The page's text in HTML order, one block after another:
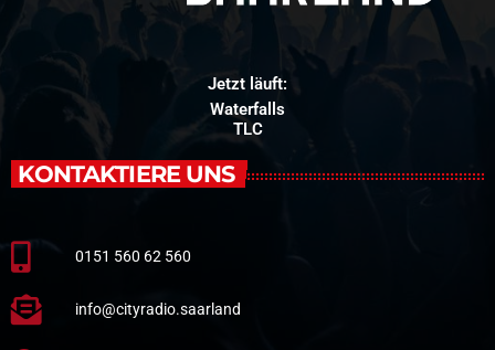
Jetzt läuft:
Waterfalls
TLC
KONTAKTIERE UNS
0151 560 62 560
info@cityradio.saarland